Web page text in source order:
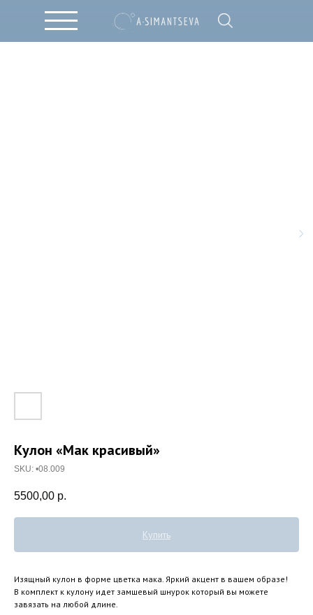
Кулон «Мак красивый»
SKU: •08.009
5500,00 р.
Купить
Изящный кулон в форме цветка мака. Яркий акцент в вашем образе!
В комплект к кулону идет замшевый шнурок который вы можете
завязать на любой длине.